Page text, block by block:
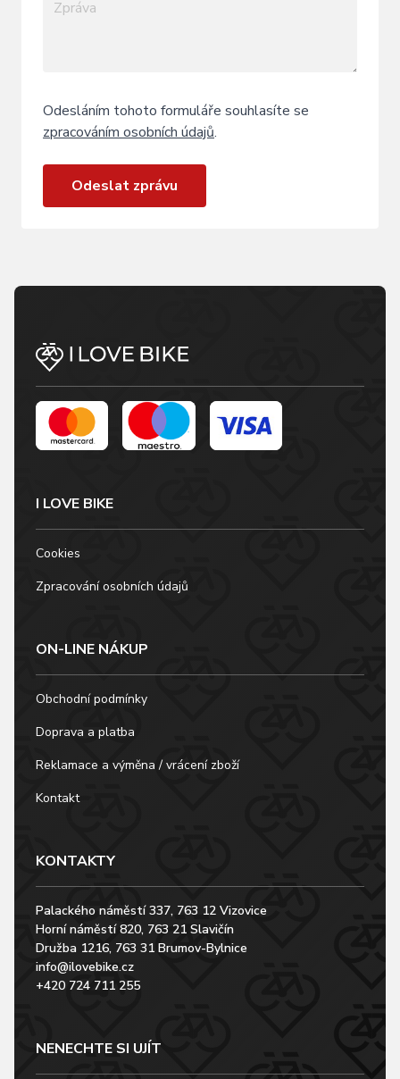
Odesláním tohoto formuláře souhlasíte se
zpracováním osobních údajů.
Odeslat zprávu
I LOVE BIKE
Cookies
Zpracování osobních údajů
ON-LINE NÁKUP
Obchodní podmínky
Doprava a platba
Reklamace a výměna / vrácení zboží
Kontakt
KONTAKTY
Palackého náměstí 337, 763 12 Vizovice
Horní náměstí 820, 763 21 Slavičín
Družba 1216, 763 31 Brumov-Bylnice
info@ilovebike.cz
+420 724 711 255
NENECHTE SI UJÍT